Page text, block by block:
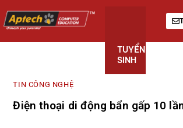
TUYỂN
SINH
TIN CÔNG NGHỆ
Điện thoại di động bẩn gấp 10